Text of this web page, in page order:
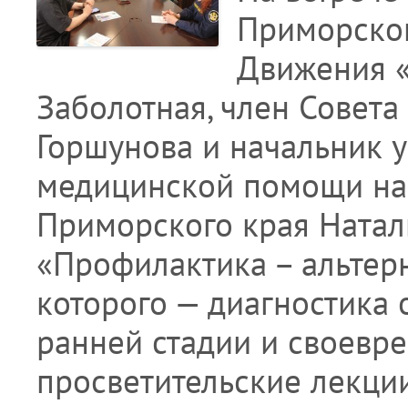
Движения
Заболотная, член
Горшунова и начальник
медицинской помощи
Приморского края
«Профилактика –
которого —
ранней стадии и
просветительские